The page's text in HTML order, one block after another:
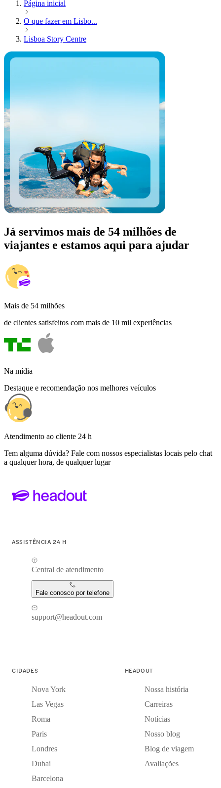
Página inicial
O que fazer em Lisbo...
Lisboa Story Centre
Já servimos mais de 54 milhões de
viajantes e estamos aqui para ajudar
Mais de 54 milhões
de clientes satisfeitos com mais de 10 mil experiências
Na mídia
Destaque e recomendação nos melhores veículos
Atendimento ao cliente 24 h
Tem alguma dúvida? Fale com nossos especialistas locais pelo chat
a qualquer hora, de qualquer lugar
ASSISTÊNCIA 24 H
Central de atendimento
Fale conosco por telefone
support@headout.com
CIDADES
Nova York
Las Vegas
Roma
Paris
Londres
Dubai
Barcelona
HEADOUT
Nossa história
Carreiras
Notícias
Nosso blog
Blog de viagem
Avaliações